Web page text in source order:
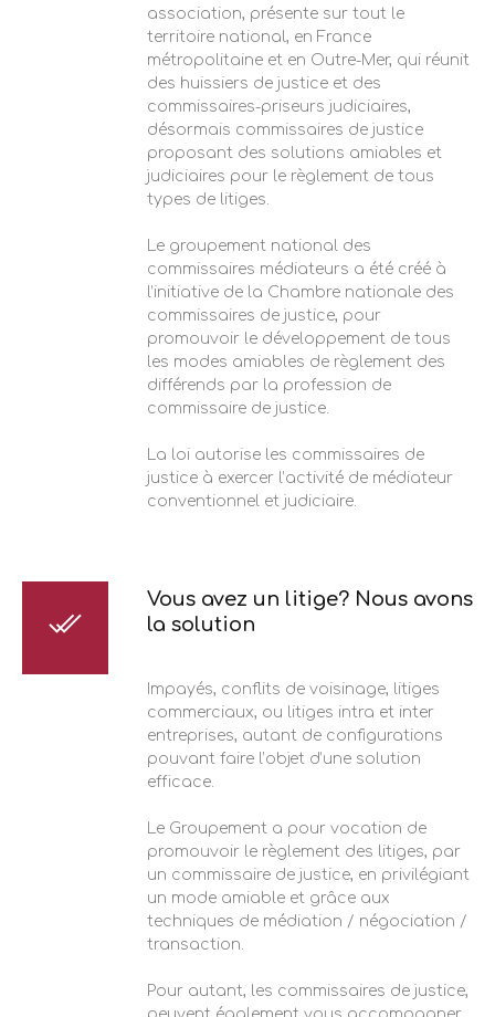
association, présente sur tout le
territoire national, en France
métropolitaine et en Outre-Mer, qui réunit
des huissiers de justice et des
commissaires-priseurs judiciaires,
désormais commissaires de justice
proposant des solutions amiables et
judiciaires pour le règlement de tous
types de litiges.
Le groupement national des
commissaires médiateurs a été créé à
l’initiative de la Chambre nationale des
commissaires de justice, pour
promouvoir le développement de tous
les modes amiables de règlement des
différends par la profession de
commissaire de justice.
La loi autorise les commissaires de
justice à exercer l’activité de médiateur
conventionnel et judiciaire.
Vous avez un litige? Nous avons
la solution
Impayés, conflits de voisinage, litiges
commerciaux, ou litiges intra et inter
entreprises, autant de configurations
pouvant faire l’objet d’une solution
efficace.
Le Groupement a pour vocation de
promouvoir le règlement des litiges, par
un commissaire de justice, en privilégiant
un mode amiable et grâce aux
techniques de médiation / négociation /
transaction.
Pour autant, les commissaires de justice,